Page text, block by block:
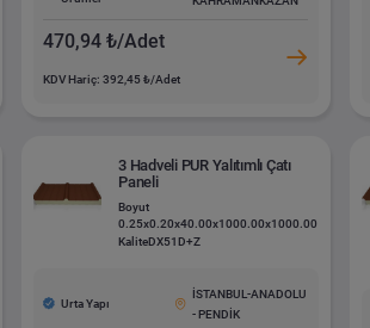
470,94 ₺/Adet
KDV Hariç: 392,45 ₺/Adet
3 Hadveli PUR Yalıtımlı Çatı
Paneli
Boyut
0.25x0.20x40.00x1000.00x1000.00
KaliteDX51D+Z
Urta Yapı
İSTANBUL-ANADOLU
- PENDİK